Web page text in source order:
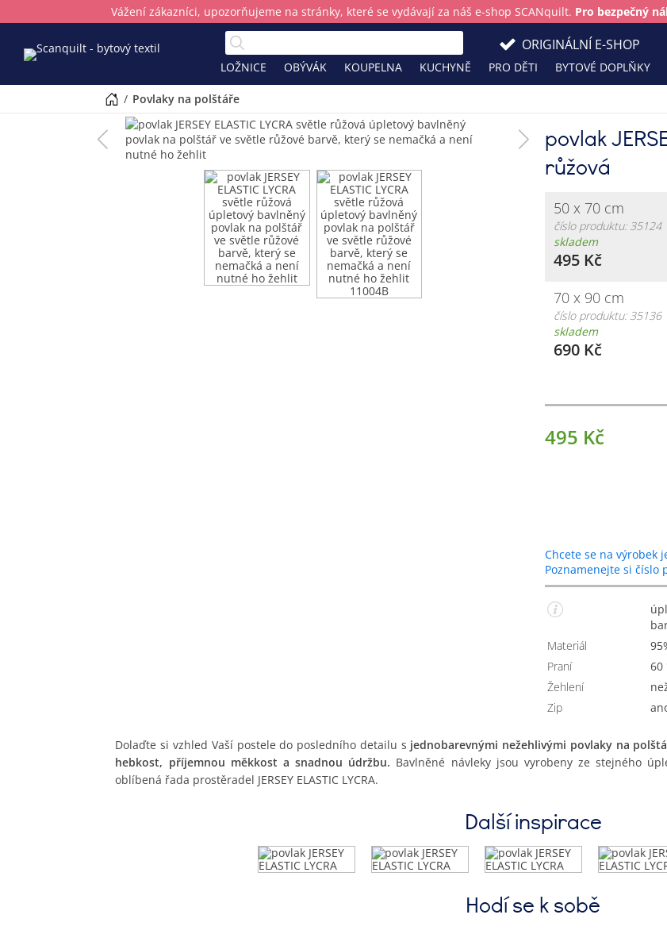
Vážení zákazníci, upozorňujeme na stránky, které se vydávají za náš e-shop SCANquilt. Pro bezpečný
LOŽNICE OBÝVÁK KOUPELNA KUCHYNĚ PRO DĚTI BYTOVÉ DOPLŇKY
ORIGINÁLNÍ E-SHOP
/ povlaky na polštáře
povlak
růžová
50 x 70 cm
číslo produktu: 35124
skladem
495 Kč
70 x 90 cm
číslo produktu: 35136
skladem
690 Kč
495 Kč
Chcete se na výrobek
Poznamenejte si číslo
úpletový bavlněný povlak na polštář ve světle růžové
Materiál
Praní
Žehlení
Zip
Dolaďte si vzhled Vaší postele do posledního detailu s jednobarevnými nežehlivými povlaky na
hebkost, příjemnou měkkost a snadnou údržbu. Bavlněné návleky jsou vyrobeny ze stejného
oblíbená řada prostěradel JERSEY ELASTIC LYCRA.
Další inspirace
Hodí se k sobě